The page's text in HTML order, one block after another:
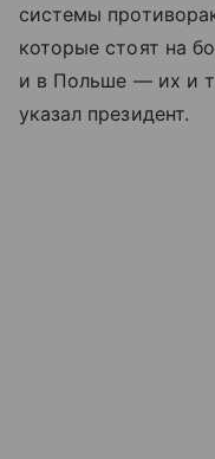
системы
которые стоят на
и в Польше — их и
указал президент.